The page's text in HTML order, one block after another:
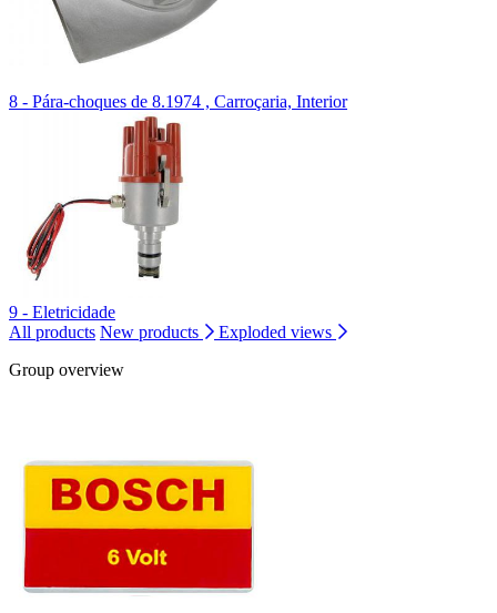
8 - Pára-choques de 8.1974 , Carroçaria, Interior
9 - Eletricidade
All products New products
Exploded views
Group overview